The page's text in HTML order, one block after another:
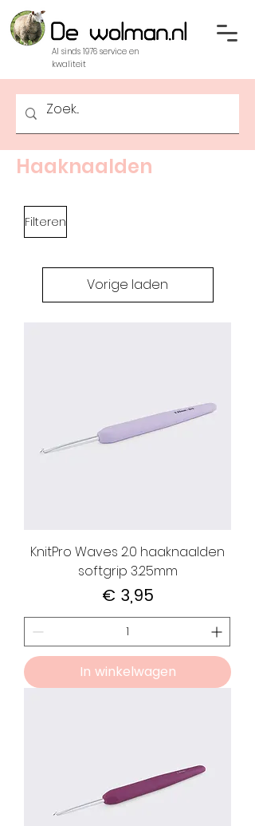
Al sinds 1976 service en
kwaliteit
Haaknaalden
Filteren
Vorige laden
KnitPro Waves 2.0 haaknaalden
softgrip 3.25mm
Prijs
€ 3,95
In winkelwagen